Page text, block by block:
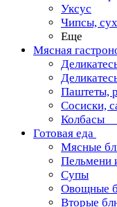
Уксус
Чипсы,
Еще
Мясная
Паштеты,
Сосиски,
Колбасы
Готовая еда
Мясные
Пельмени
Супы
Овощные
Вторые